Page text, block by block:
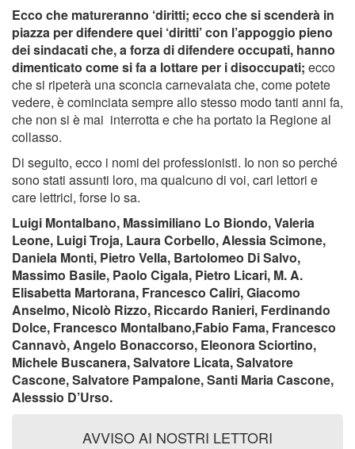
Ecco che matureranno ‘diritti; ecco che si scenderà in
piazza per difendere quei ‘diritti’ con l’appoggio pieno
dei sindacati che, a forza di difendere occupati, hanno
dimenticato come si fa a lottare per i disoccupati; ecco
che si ripeterà una sconcia carnevalata che, come potete
vedere, è cominciata sempre allo stesso modo tanti anni fa,
che non si è mai interrotta e che ha portato la Regione al
collasso.
Di seguito, ecco i nomi dei professionisti. Io non so perché
sono stati assunti loro, ma qualcuno di voi, cari lettori e
care lettrici, forse lo sa.
Luigi Montalbano, Massimiliano Lo Biondo, Valeria
Leone, Luigi Troja, Laura Corbello, Alessia Scimone,
Daniela Monti, Pietro Vella, Bartolomeo Di Salvo,
Massimo Basile, Paolo Cigala, Pietro Licari, M. A.
Elisabetta Martorana, Francesco Caliri, Giacomo
Anselmo, Nicolò Rizzo, Riccardo Ranieri, Ferdinando
Dolce, Francesco Montalbano,Fabio Fama, Francesco
Cannavò, Angelo Bonaccorso, Eleonora Sciortino,
Michele Buscanera, Salvatore Licata, Salvatore
Cascone, Salvatore Pampalone, Santi Maria Cascone,
Alesssio D’Urso.
AVVISO AI NOSTRI LETTORI